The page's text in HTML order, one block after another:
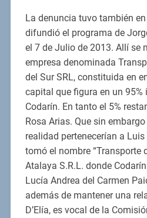
La denuncia tuvo también
difundió el programa de
el 7 de Julio de 2013. Allí se
empresa denominada
del Sur SRL, constituida en
capital que figura en un
Codarín. En tanto el 5%
Rosa Arias. Que sin
realidad pertenecerían a Luis
tomó el nombre “Transporte
Atalaya S.R.L. donde
Lucía Andrea del Carmen
además de mantener una
D’Elía, es vocal de la